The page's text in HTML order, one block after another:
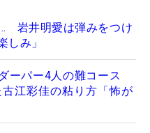
岩井明愛は弾みをつけ
しみ」
ーパー4人の難コース
江彩佳の粘り方「怖が